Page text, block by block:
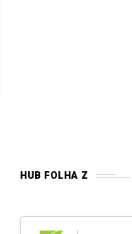
HUB FOLHA Z